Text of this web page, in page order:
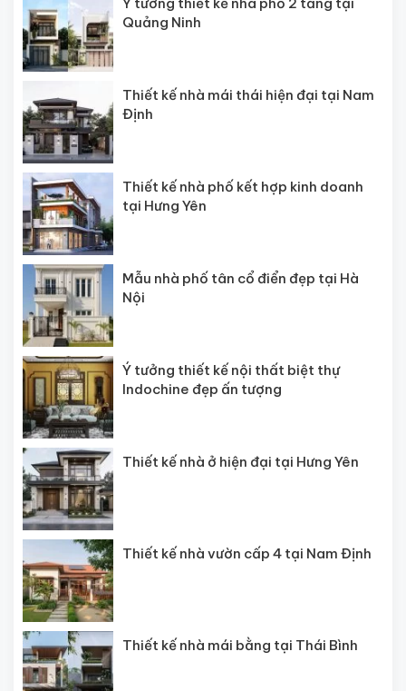
Ý tưởng thiết kế nhà phố 2 tầng tại
Quảng Ninh
Thiết kế nhà mái thái hiện đại tại Nam
Định
Thiết kế nhà phố kết hợp kinh doanh
tại Hưng Yên
Mẫu nhà phố tân cổ điển đẹp tại Hà
Nội
Ý tưởng thiết kế nội thất biệt thự
Indochine đẹp ấn tượng
Thiết kế nhà ở hiện đại tại Hưng Yên
Thiết kế nhà vườn cấp 4 tại Nam Định
Thiết kế nhà mái bằng tại Thái Bình